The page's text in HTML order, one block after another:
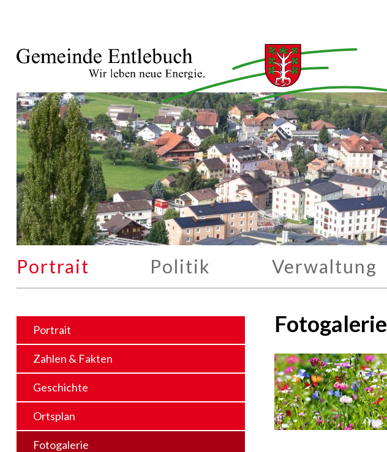
Portrait Politik Verwaltung
Portrait
Zahlen & Fakten
Geschichte
Ortsplan
Fotogalerie
Fotogalerie